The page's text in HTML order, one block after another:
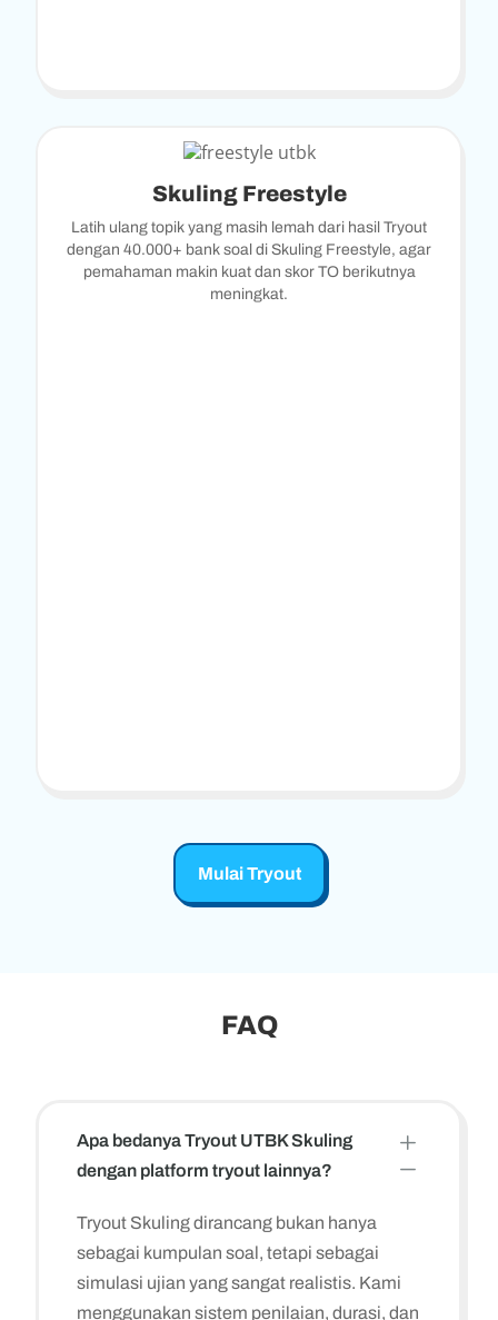
Skuling Freestyle
Latih ulang topik yang masih lemah dari hasil Tryout
dengan 40.000+ bank soal di Skuling Freestyle, agar
pemahaman makin kuat dan skor TO berikutnya
meningkat.
Mulai Tryout
FAQ
Apa bedanya Tryout UTBK Skuling
dengan platform tryout lainnya?
L
K
Tryout Skuling dirancang bukan hanya
sebagai kumpulan soal, tetapi sebagai
simulasi ujian yang sangat realistis. Kami
menggunakan sistem penilaian, durasi, dan